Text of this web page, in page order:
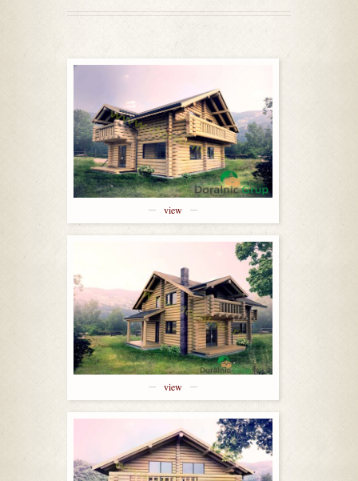
view
view